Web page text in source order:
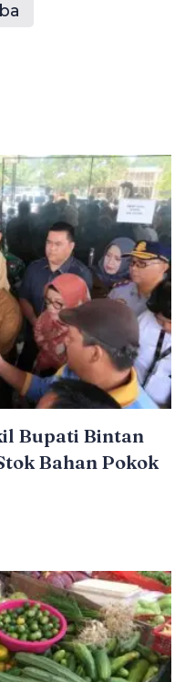
Bupati Bintan
Bahan Pokok